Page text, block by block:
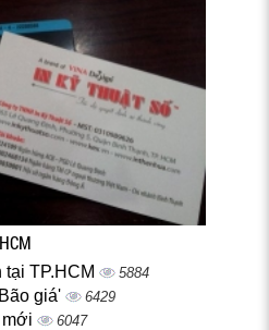
tại TP.HCM 5884
giá' 6429
6047